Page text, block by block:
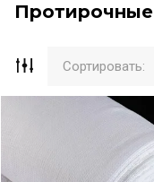
Протирочные
Сортировать: